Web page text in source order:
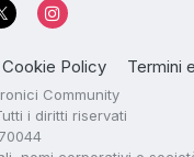
Cookie Policy Termini
Community
i diritti riservati